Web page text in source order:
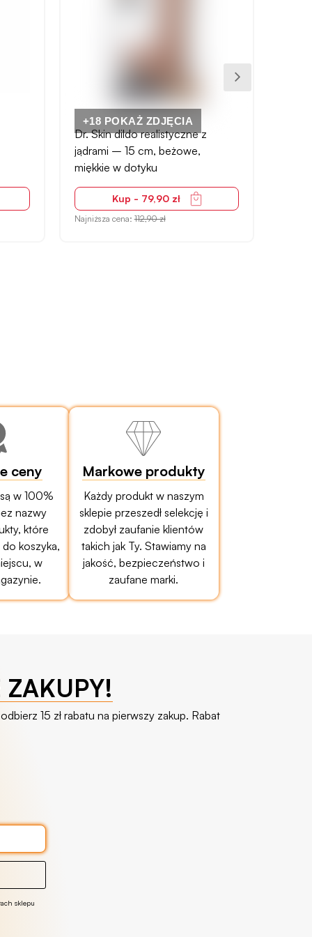
+18 POKAŻ ZDJĘCIA
Dr. Skin dildo realistyczne z
jądrami – 15 cm, beżowe,
miękkie w dotyku
Kup - 79,90 zł
Najniższa cena:112,90 zł
ceny
w 100%
nazwy
które
koszyka,
w
Markowe produkty
Każdy produkt w naszym
sklepie przeszedł selekcję i
zdobył zaufanie klientów
takich jak Ty. Stawiamy na
jakość, bezpieczeństwo i
zaufane marki.
ZAKUPY!
15 zł rabatu na pierwszy zakup. Rabat
sklepu